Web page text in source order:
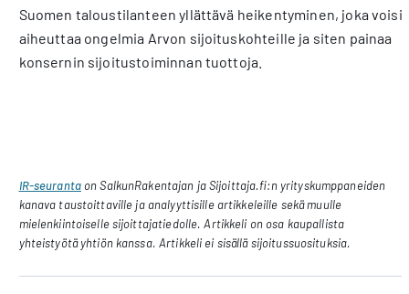
Suomen taloustilanteen yllättävä heikentyminen, joka voisi
aiheuttaa ongelmia Arvon sijoituskohteille ja siten painaa
konsernin sijoitustoiminnan tuottoja.
IR-seurantaon SalkunRakentajan ja Sijoittaja.fi:n yrityskumppaneiden
kanava taustoittaville ja analyyttisille artikkeleille sekä muulle
mielenkiintoiselle sijoittajatiedolle. Artikkeli on osa kaupallista
yhteistyötä yhtiön kanssa. Artikkeli ei sisällä sijoitussuosituksia.